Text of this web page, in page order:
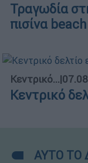
Τραγωδία
πισίνα
Κεντρικό...|
Κεντρικό
ΑΥΤΟ ΤΟ